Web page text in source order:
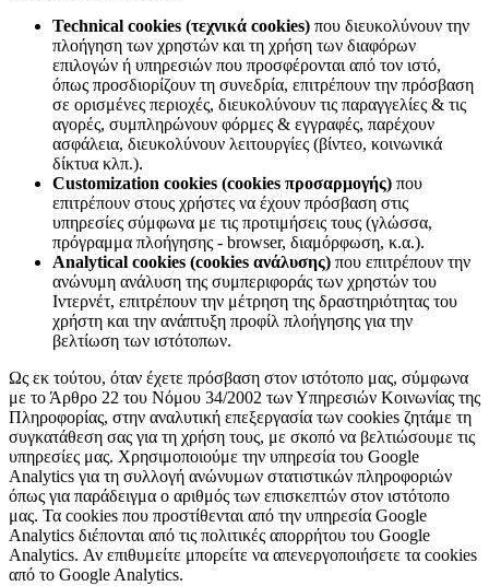
Technical cookies (τεχνικά cookies) που διευκολύνουν την
πλοήγηση των χρηστών και τη χρήση των διαφόρων
επιλογών ή υπηρεσιών που προσφέρονται από τον ιστό,
όπως προσδιορίζουν τη συνεδρία, επιτρέπουν την πρόσβαση
σε ορισμένες περιοχές, διευκολύνουν τις παραγγελίες & τις
αγορές, συμπληρώνουν φόρμες & εγγραφές, παρέχουν
ασφάλεια, διευκολύνουν λειτουργίες (βίντεο, κοινωνικά
δίκτυα κλπ.).
Customization cookies (cookies προσαρμογής) που
επιτρέπουν στους χρήστες να έχουν πρόσβαση στις
υπηρεσίες σύμφωνα με τις προτιμήσεις τους (γλώσσα,
πρόγραμμα πλοήγησης - browser, διαμόρφωση, κ.α.).
Analytical cookies (cookies ανάλυσης) που επιτρέπουν την
ανώνυμη ανάλυση της συμπεριφοράς των χρηστών του
Ιντερνέτ, επιτρέπουν την μέτρηση της δραστηριότητας του
χρήστη και την ανάπτυξη προφίλ πλοήγησης για την
βελτίωση των ιστότοπων.
Ως εκ τούτου, όταν έχετε πρόσβαση στον ιστότοπο μας, σύμφωνα
με το Άρθρο 22 του Νόμου 34/2002 των Υπηρεσιών Κοινωνίας της
Πληροφορίας, στην αναλυτική επεξεργασία των cookies ζητάμε τη
συγκατάθεση σας για τη χρήση τους, με σκοπό να βελτιώσουμε τις
υπηρεσίες μας. Χρησιμοποιούμε την υπηρεσία του Google
Analytics για τη συλλογή ανώνυμων στατιστικών πληροφοριών
όπως για παράδειγμα ο αριθμός των επισκεπτών στον ιστότοπο
μας. Τα cookies που προστίθενται από την υπηρεσία Google
Analytics διέπονται από τις πολιτικές απορρήτου του Google
Analytics. Αν επιθυμείτε μπορείτε να απενεργοποιήσετε τα cookies
από το Google Analytics.